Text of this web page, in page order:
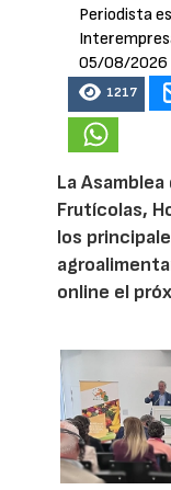
Periodista
05/08/2026
1217
La
Frutícolas,
los
online el